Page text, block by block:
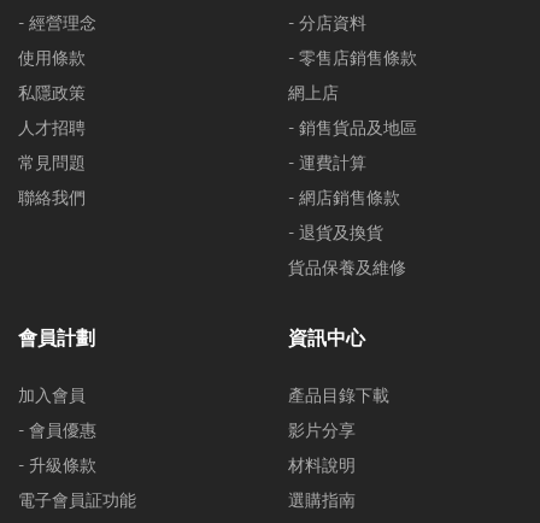
- 經營理念
使用條款
私隱政策
人才招聘
常見問題
聯絡我們
- 分店資料
- 零售店銷售條款
網上店
- 銷售貨品及地區
- 運費計算
- 網店銷售條款
- 退貨及換貨
貨品保養及維修
會員計劃
加入會員
- 會員優惠
- 升級條款
電子會員証功能
資訊中心
產品目錄下載
影片分享
材料說明
選購指南